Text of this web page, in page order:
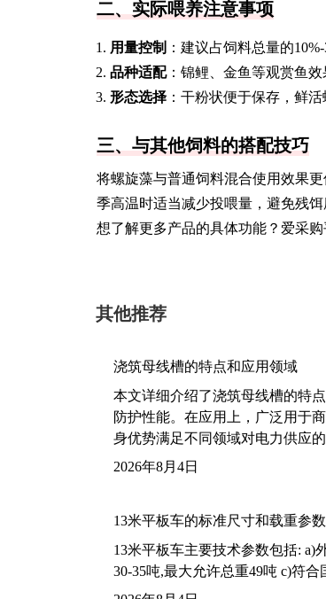
二、实际喂养注意事项
用量控制 ：建议占饲料总量的
品种适配：锦鲤、金鱼等观赏鱼
形态选择 ：干粉状便于保存，鲜
三、与其他饲料的搭配技巧
将螺旋藻与普通饲料混合使用效果
季高温时适当减少投喂量，避免残饵
想了解更多产品的具体功能？爱采
其他推荐
浇筑母线槽的特点和应用领域
本文详细介绍了浇筑母线槽的特
防护性能。在应用上，广泛用于
身优势满足不同领域对电力供应
2026年8月4日
13米平板车的标准尺寸和载重参数
13米平板车主要技术参数包括: a)
30-35吨,最大允许总重49吨 c)符